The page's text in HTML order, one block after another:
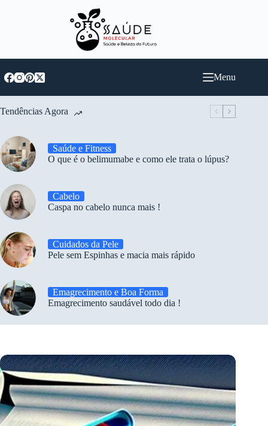
Menu
Tendências Agora
Saúde e Fitness
O que é o belimumabe e como ele trata o lúpus?
Cabelo
Caspa no cabelo nunca mais !
Cuidados da Pele
Pele sem Espinhas e macia mais rápido
Emagrecimento e Boa Forma
Emagrecimento saudável todo dia !